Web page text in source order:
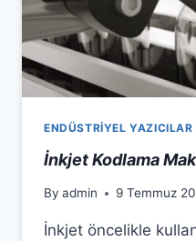
ENDÜSTRİYEL YAZICILAR
İnkjet Kodlama
By admin 9 Temmuz
İnkjet öncelikle